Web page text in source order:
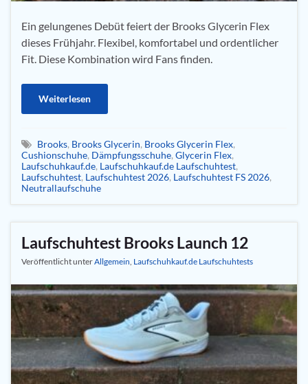
Ein gelungenes Debüt feiert der Brooks Glycerin Flex
dieses Frühjahr. Flexibel, komfortabel und ordentlicher
Fit. Diese Kombination wird Fans finden.
Weiterlesen
Brooks, Brooks Glycerin, Brooks Glycerin Flex,
Cushionschuhe, Dämpfungsschuhe, Glycerin Flex,
Laufschuhkauf.de, Laufschuhkauf.de Laufschuhtest,
Laufschuhtest, Laufschuhtest 2026, Laufschuhtest FS 2026,
Neutrallaufschuhe
Laufschuhtest Brooks Launch 12
Veröffentlicht unterAllgemein Laufschuhkauf.de Laufschuhtests